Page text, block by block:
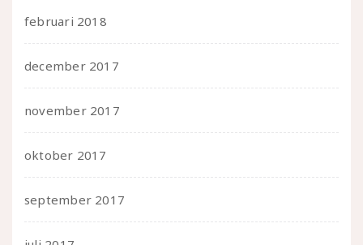
februari 2018
december 2017
november 2017
oktober 2017
september 2017